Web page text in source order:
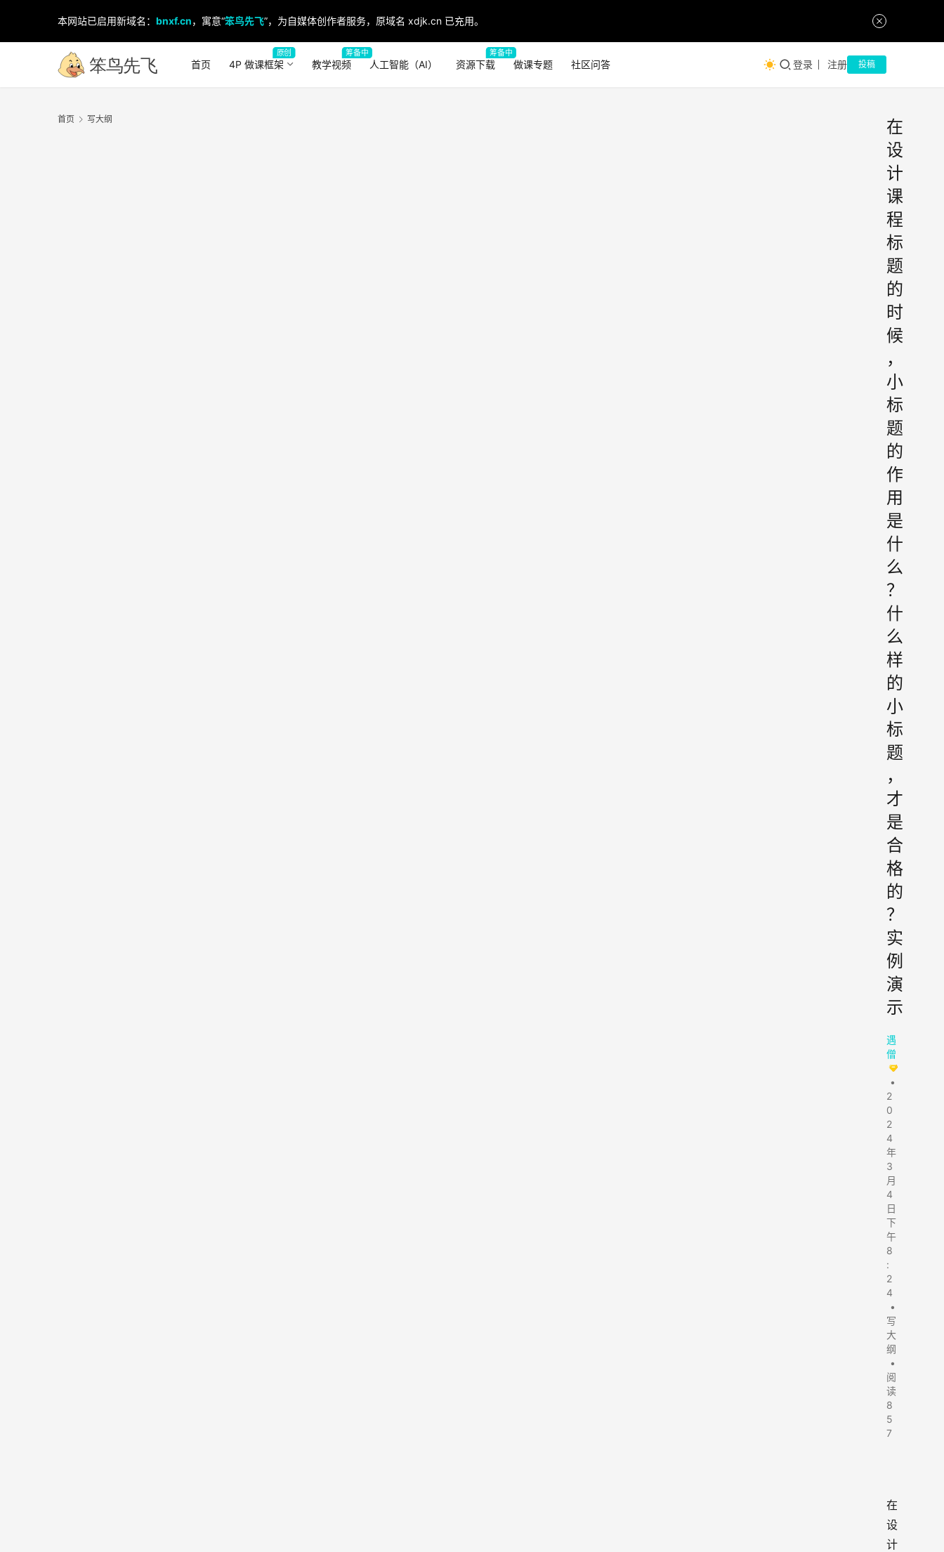
本网站已启用新域名： bnxf.cn，寓意“笨鸟先飞”，为自媒体创作者服务，原域名 xdjk.cn 已充用。
首页 4P 做课框架
原创
教学视频
筹备中
人工智能（AI） 资源下载
筹备中
做课专题 社区问答 登录 注册 投稿
首页 写大纲
在
设
计
课
程
标
题
的
时
候
，
小
标
题
的
作
用
是
什
么
？
什
么
样
的
小
标
题
，
才
是
合
格
的
？
实
例
演
示
遇
僧
•
2
0
2
4
年
3
月
4
日
下
午
8
:
2
4
•
写
大
纲
•
阅
读
8
5
7
在
设
计